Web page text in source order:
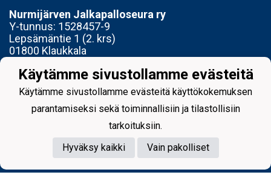
Nurmijärven Jalkapalloseura ry
Y-tunnus: 1528457-9
Lepsämäntie 1 (2. krs)
01800 Klaukkala
Toimisto avoinna Ti 14-17 ja To 15-18
Powered by
Käytämme sivustollamme evästeitä
Käytämme sivustollamme evästeitä käyttökokemuksen
parantamiseksi sekä toiminnallisiin ja tilastollisiin
tarkoituksiin.
Hyväksy kaikki
Vain pakolliset